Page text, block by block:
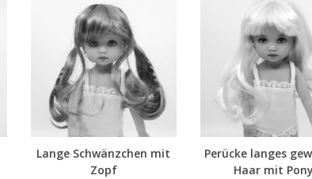
Quick view
Lange Schwänzchen mit
Zopf
Quick view
Perücke langes
Haar mit